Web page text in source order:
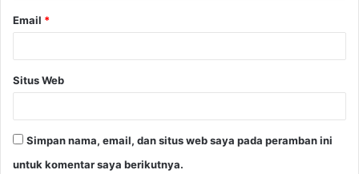
Email *
Situs Web
Simpan nama, email, dan situs web saya pada peramban ini
untuk komentar saya berikutnya.